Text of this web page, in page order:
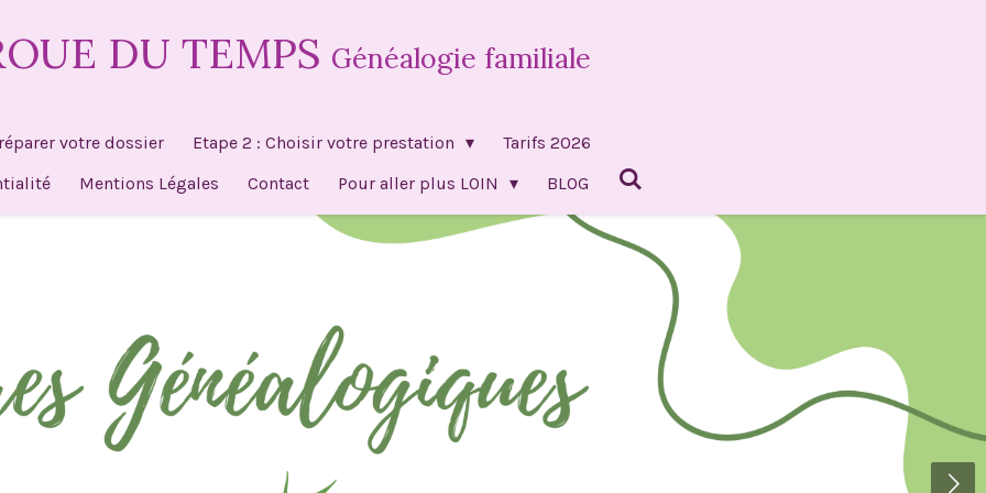
DU TEMPS Généalogie familiale
votre dossier Etape 2 : Choisir votre prestation
Tarifs 2026
Mentions Légales Contact Pour aller plus LOIN BLOG